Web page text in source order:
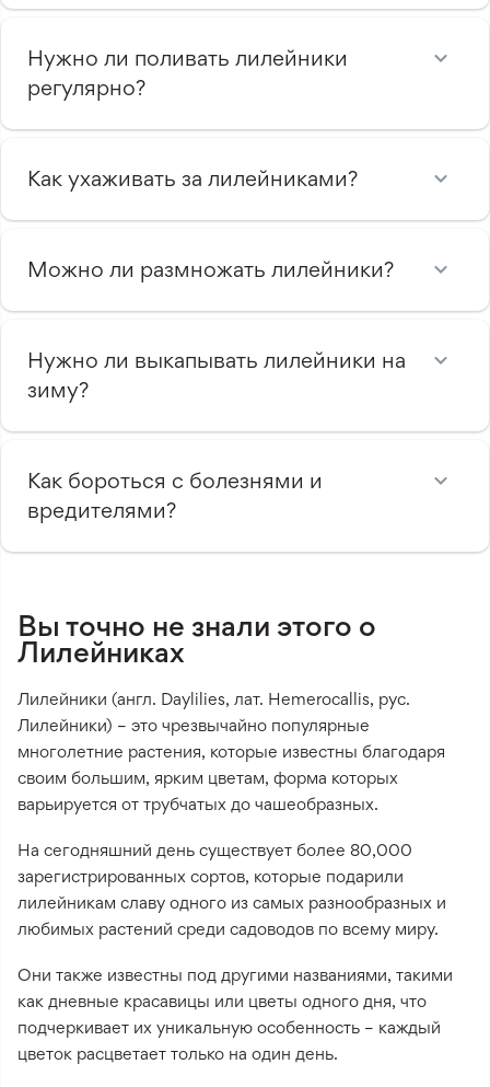
Нужно ли поливать лилейники
регулярно?
Как ухаживать за лилейниками?
Можно ли размножать лилейники?
Нужно ли выкапывать лилейники на
зиму?
Как бороться с болезнями и
вредителями?
Вы точно не знали этого о
Лилейниках
Лилейники (англ. Daylilies, лат. Hemerocallis, рус.
Лилейники) – это чрезвычайно популярные
многолетние растения, которые известны благодаря
своим большим, ярким цветам, форма которых
варьируется от трубчатых до чашеобразных.
На сегодняшний день существует более 80,000
зарегистрированных сортов, которые подарили
лилейникам славу одного из самых разнообразных и
любимых растений среди садоводов по всему миру.
Они также известны под другими названиями, такими
как дневные красавицы или цветы одного дня, что
подчеркивает их уникальную особенность – каждый
цветок расцветает только на один день.